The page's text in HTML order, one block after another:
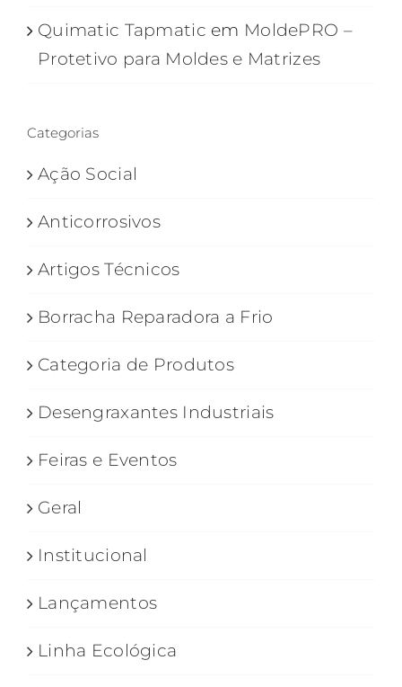
Quimatic Tapmatic em MoldePRO –
Protetivo para Moldes e Matrizes
Categorias
Ação Social
Anticorrosivos
Artigos Técnicos
Borracha Reparadora a Frio
Categoria de Produtos
Desengraxantes Industriais
Feiras e Eventos
Geral
Institucional
Lançamentos
Linha Ecológica